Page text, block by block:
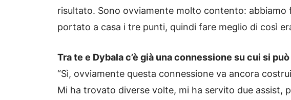
risultato. Sono ovviamente molto contento:
portato a casa i tre punti, quindi fare meglio di così
Tra te e Dybala c’è già una connessione su cui si
“Sì, ovviamente questa connessione va ancora
Mi ha trovato diverse volte, mi ha servito due assist,